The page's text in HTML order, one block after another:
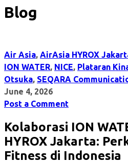
Blog
Air Asia, AirAsia HYROX
ION WATER, NICE, Plataran
Otsuka, SEQARA
June 4, 2026
Post a Comment
Kolaborasi ION
HYROX Jakarta:
Fitness di Indonesia